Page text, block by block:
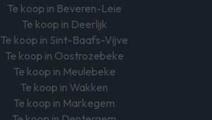
Te koop in Beveren-Leie
Te koop in Deerlijk
Te koop in Sint-Baafs-Vijve
Te koop in Oostrozebeke
Te koop in Meulebeke
Te koop in Wakken
Te koop in Markegem